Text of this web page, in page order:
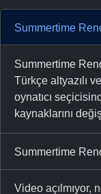
Summertime
Summertime
Türkçe altyazılı
oynatıcı
kaynaklarını
Summertime
Video açılmıyor,